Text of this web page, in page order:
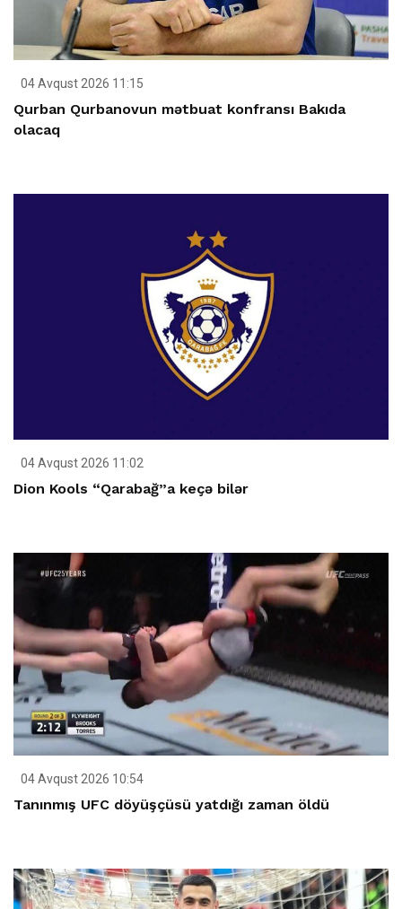
04 Avqust 2026 11:15
Qurban Qurbanovun mətbuat konfransı Bakıda
olacaq
04 Avqust 2026 11:02
Dion Kools “Qarabağ”a keçə bilər
04 Avqust 2026 10:54
Tanınmış UFC döyüşçüsü yatdığı zaman öldü